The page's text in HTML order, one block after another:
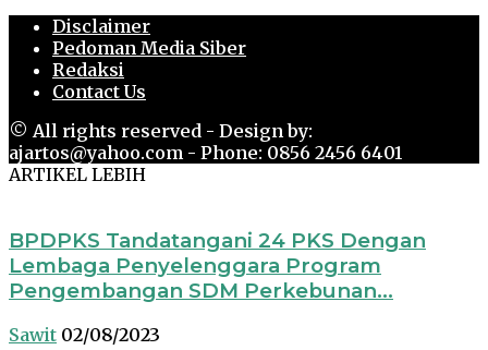
Disclaimer
Pedoman Media Siber
Redaksi
Contact Us
© All rights reserved - Design by:
ajartos@yahoo.com - Phone: 0856 2456 6401
ARTIKEL LEBIH
BPDPKS Tandatangani 24 PKS Dengan
Lembaga Penyelenggara Program
Pengembangan SDM Perkebunan...
Sawit 02/08/2023